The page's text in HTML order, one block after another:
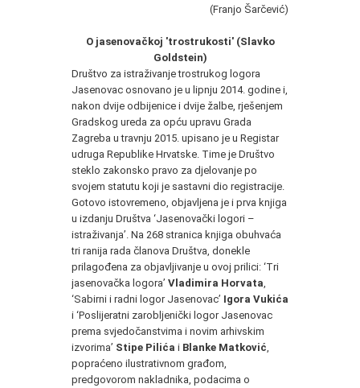
(Franjo Šarčević)
O jasenovačkoj 'trostrukosti' (Slavko
Goldstein)
Društvo za istraživanje trostrukog logora
Jasenovac osnovano je u lipnju 2014. godine i,
nakon dvije odbijenice i dvije žalbe, rješenjem
Gradskog ureda za opću upravu Grada
Zagreba u travnju 2015. upisano je u Registar
udruga Republike Hrvatske. Time je Društvo
steklo zakonsko pravo za djelovanje po
svojem statutu koji je sastavni dio registracije.
Gotovo istovremeno, objavljena je i prva knjiga
u izdanju Društva ‘Jasenovački logori –
istraživanja’. Na 268 stranica knjiga obuhvaća
tri ranija rada članova Društva, donekle
prilagođena za objavljivanje u ovoj prilici: ‘Tri
jasenovačka logora’ Vladimira Horvata
‘Sabirni i radni logor Jasenovac’ Igora Vukića
i ‘Poslijeratni zarobljenički logor Jasenovac
prema svjedočanstvima i novim arhivskim
izvorima’ Stipe Pilića i Blanke Matković
popraćeno ilustrativnom građom,
predgovorom nakladnika, podacima o